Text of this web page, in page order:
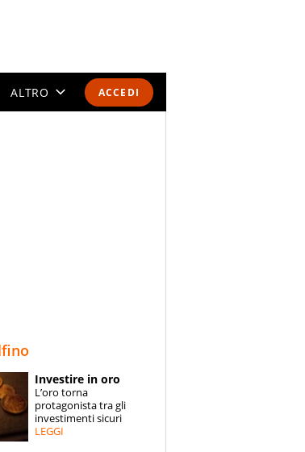
ACCEDI
ALTRO
SPECIALI
ESPERTI
Investire in oro
L’oro torna
protagonista tra gli
investimenti sicuri
LEGGI